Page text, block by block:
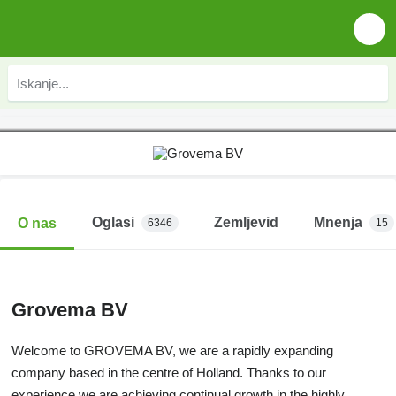
O nas Oglasi 6346 Zemljevid Mnenja 15
Grovema BV
Welcome to GROVEMA BV, we are a rapidly expanding
company based in the centre of Holland. Thanks to our